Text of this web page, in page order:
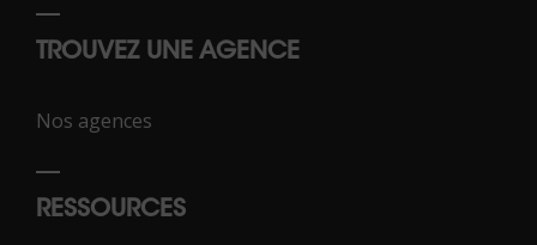
TROUVEZ UNE AGENCE
Nos agences
RESSOURCES